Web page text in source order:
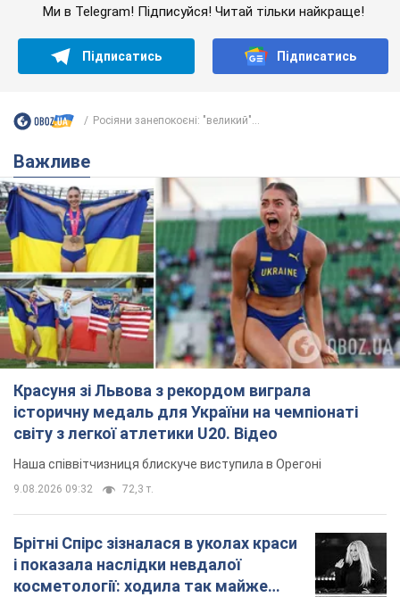
Ми в Telegram! Підписуйся! Читай тільки найкраще!
Підписатись Підписатись
Росіяни занепокоєні: "великий"...
Важливе
Красуня зі Львова з рекордом виграла
історичну медаль для України на чемпіонаті
світу з легкої атлетики U20. Відео
Наша співвітчизниця блискуче виступила в Орегоні
9.08.2026 09:32 72,3 т.
Брітні Спірс зізналася в уколах краси
і показала наслідки невдалої
косметології: ходила так майже